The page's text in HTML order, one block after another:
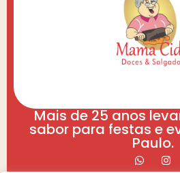
Mais de 25 anos
sabor para festas e
Paulo.